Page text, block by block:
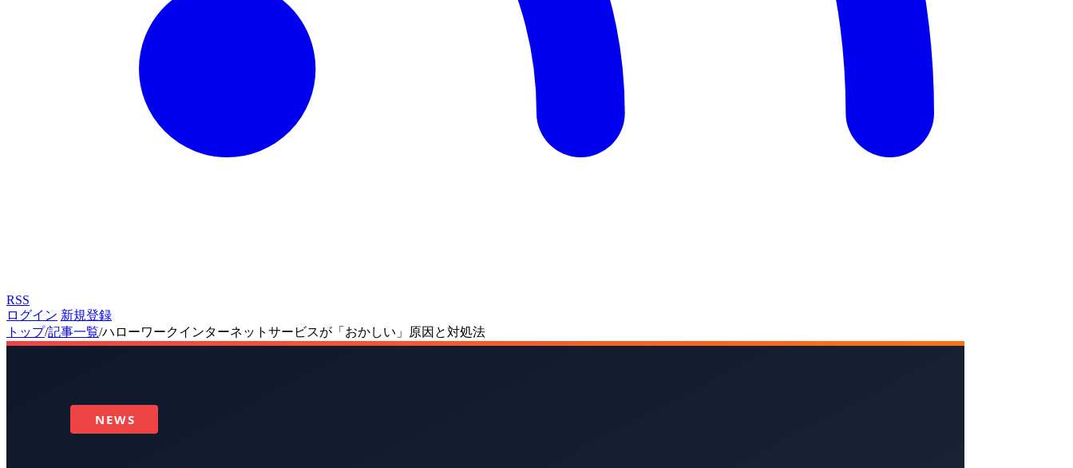
RSS
ログイン 新規登録
トップ/記事一覧/ハローワークインターネットサービスが「おかしい」原因と対処法